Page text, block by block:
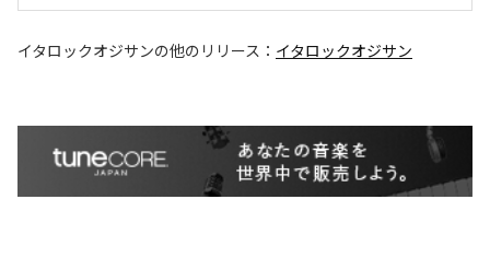
イタロックオジサンの他のリリース： イタロックオジサン